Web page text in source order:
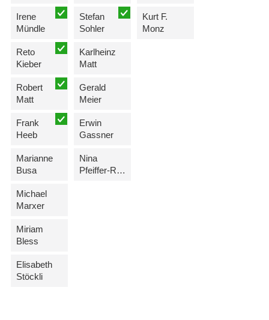
Irene
Mündle
Reto
Kieber
Robert
Matt
Frank
Heeb
Marianne
Busa
Michael
Marxer
Miriam
Bless
Elisabeth
Stöckli
Stefan
Sohler
Karlheinz
Matt
Gerald
Meier
Erwin
Gassner
Nina
Pfeiffer-Ritter
Kurt F.
Monz